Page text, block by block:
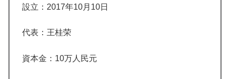
設立： 2017年10月10日
代表：王桂荣
資本金： 10万人民元